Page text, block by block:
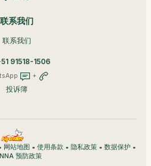
联系我们
联系我们
91518-1506
+
投诉簿
网站地图 • 使用条款 • 隐私政策• 数据保护•
预防政策